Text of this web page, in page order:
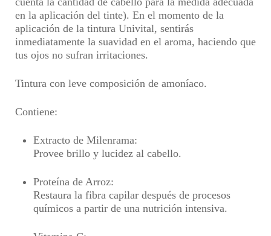
en la aplicación del tinte). En el momento de la
aplicación de la tintura Univital, sentirás
inmediatamente la suavidad en el aroma, haciendo que
tus ojos no sufran irritaciones.
Tintura con leve composición de amoníaco.
Contiene:
Extracto de Milenrama:
Provee brillo y lucidez al cabello.
Proteína de Arroz:
Restaura la fibra capilar después de procesos
químicos a partir de una nutrición intensiva.